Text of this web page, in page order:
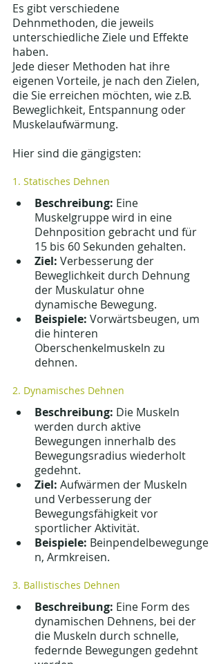
Es gibt verschiedene
Dehnmethoden, die jeweils
unterschiedliche Ziele und Effekte
haben.
Jede dieser Methoden hat ihre
eigenen Vorteile, je nach den Zielen,
die Sie erreichen möchten, wie z.B.
Beweglichkeit, Entspannung oder
Muskelaufwärmung.
Hier sind die gängigsten:
1. Statisches Dehnen
Beschreibung: Eine
Muskelgruppe wird in eine
Dehnposition gebracht und für
15 bis 60 Sekunden gehalten.
Ziel: Verbesserung der
Beweglichkeit durch Dehnung
der Muskulatur ohne
dynamische Bewegung.
Beispiele: Vorwärtsbeugen, um
die hinteren
Oberschenkelmuskeln zu
dehnen.
2. Dynamisches Dehnen
Beschreibung: Die Muskeln
werden durch aktive
Bewegungen innerhalb des
Bewegungsradius wiederholt
gedehnt.
Ziel: Aufwärmen der Muskeln
und Verbesserung der
Bewegungsfähigkeit vor
sportlicher Aktivität.
Beispiele: Beinpendelbewegunge
n, Armkreisen.
3. Ballistisches Dehnen
Beschreibung: Eine Form des
dynamischen Dehnens, bei der
die Muskeln durch schnelle,
federnde Bewegungen gedehnt